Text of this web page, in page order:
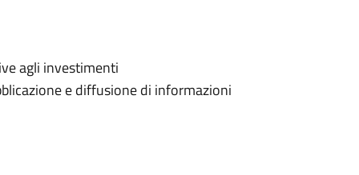
agli investimenti
e diffusione di informazioni